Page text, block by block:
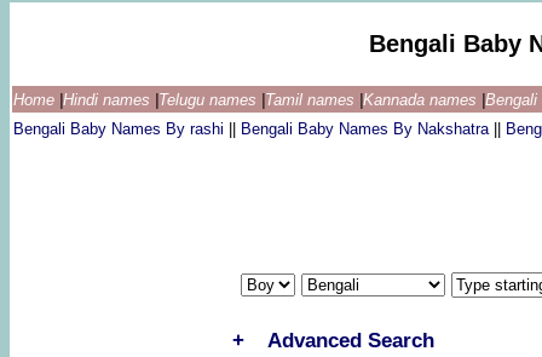
Bengali Baby
Home Hindi names Telugu names Tamil names Kannada names
Bengali Baby Names By rashi
Bengali Baby Names By Nakshatra
+
Advanced Search